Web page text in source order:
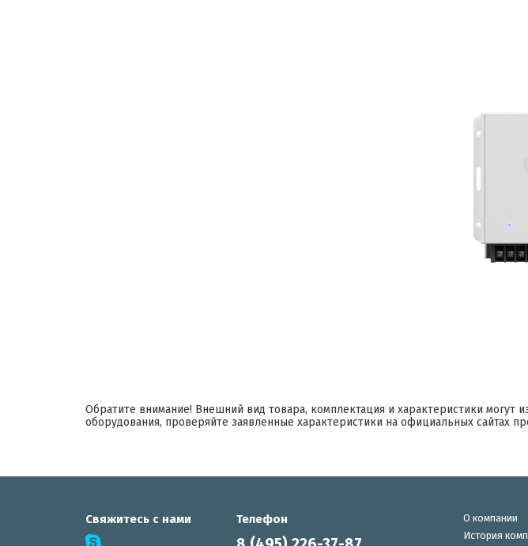
Обратите внимание! Внешний вид товара, комплектация и характеристики могут
оборудования, проверяйте заявленные характеристики на официальных сайтах
Свяжитесь с нами Телефон
О компании
История